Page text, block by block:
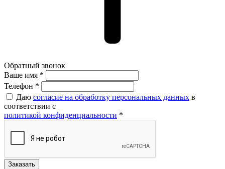
Обратный звонок
Ваше имя *
Ваше имя *
Телефон *
Даю согласие на обработку персональных данных в
соответствии с
политикой конфиденциальности *